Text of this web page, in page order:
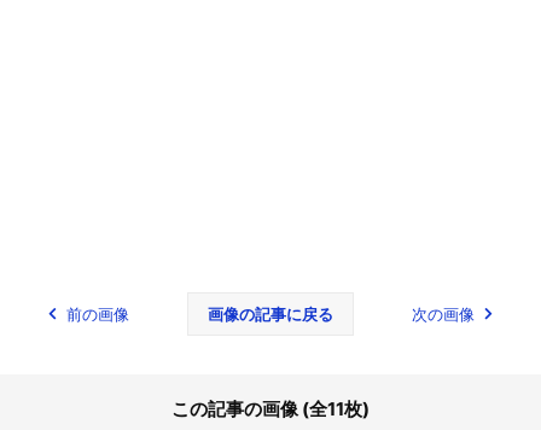
前の画像 画像の記事に戻る 次の画像
この記事の画像 (全11枚)